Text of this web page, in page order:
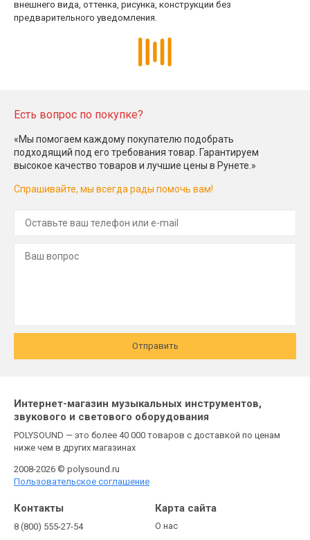
внешнего вида, оттенка, рисунка, конструкции без
предварительного уведомления.
Есть вопрос по покупке?
«Мы помогаем каждому покупателю подобрать
подходящий под его требования товар. Гарантируем
высокое качество товаров и лучшие цены в Рунете.»
Спрашивайте, мы всегда рады помочь вам!
Отправить
Интернет-магазин музыкальных инструментов,
звукового и светового оборудования
POLYSOUND — это более 40 000 товаров с доставкой по ценам
ниже чем в других магазинах
2008-2026 © polysound.ru
Пользовательское соглашение
Контакты
8 (800) 555-27-54
Карта сайта
О нас